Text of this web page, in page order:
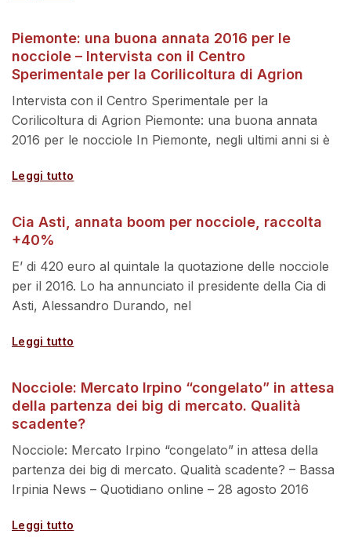
Piemonte: una buona annata 2016 per le
nocciole – Intervista con il Centro
Sperimentale per la Corilicoltura di Agrion
Intervista con il Centro Sperimentale per la
Corilicoltura di Agrion Piemonte: una buona annata
2016 per le nocciole In Piemonte, negli ultimi anni si è
Leggi tutto
Cia Asti, annata boom per nocciole, raccolta
+40%
E’ di 420 euro al quintale la quotazione delle nocciole
per il 2016. Lo ha annunciato il presidente della Cia di
Asti, Alessandro Durando, nel
Leggi tutto
Nocciole: Mercato Irpino “congelato” in attesa
della partenza dei big di mercato. Qualità
scadente?
Nocciole: Mercato Irpino “congelato” in attesa della
partenza dei big di mercato. Qualità scadente? – Bassa
Irpinia News – Quotidiano online – 28 agosto 2016
Leggi tutto